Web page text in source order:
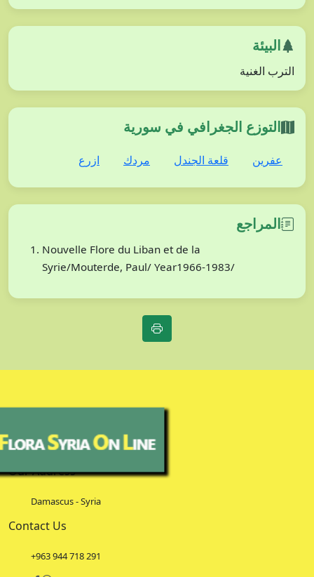
البيئة
الترب الغنية
التوزع الجغرافي في سورية
عفرين قلعة الجندل مردك ازرع
المراجع
Nouvelle Flore du Liban et de la
Syrie/Mouterde, Paul/ Year1966-1983/
Our Address
Damascus - Syria
Contact Us
+963 944 718 291